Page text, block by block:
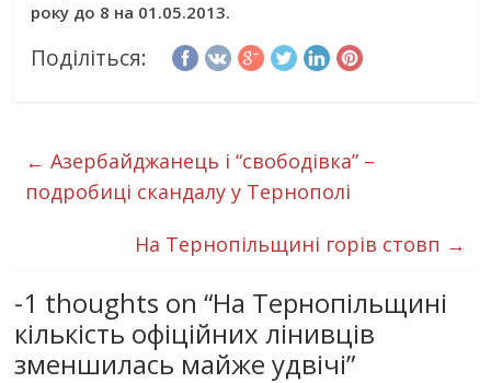
року до 8 на 01.05.2013.
Поділіться:
← Азербайджанець і “свободівка” –
подробиці скандалу у Тернополі
На Тернопільщині горів стовп →
-1 thoughts on “На Тернопільщині
кількість офіційних лінивців
зменшилась майже удвічі”